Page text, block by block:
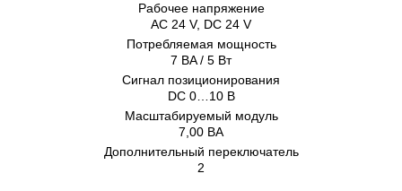
Рабочее напряжение
AC 24 V, DC 24 V
Потребляемая мощность
7 BA / 5 Вт
Сигнал позиционирования
DC 0…10 В
Масштабируемый модуль
7,00 ВА
Дополнительный переключатель
2